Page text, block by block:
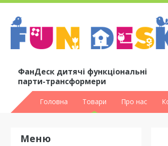
ФанДеск дитячі функціональні
парти-трансформери
Головна Товари Про нас